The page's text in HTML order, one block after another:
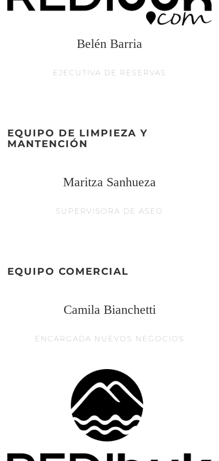
Belén Barria
EJECUTIVA DE RESERVAS
EQUIPO DE LIMPIEZA Y
MANTENCIÓN
Maritza Sanhueza
SUPERVISORA DE ASEO
EQUIPO COMERCIAL
Camila Bianchetti
ENCARGADA NUEVOS NEGOCIOS